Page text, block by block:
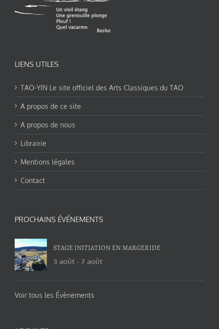
LIENS UTILES
TAO-YIN Le site officiel des Arts Classiques du TAO
A propos de ce site
A propos de nous
Librairie
Mentions légales
Contact
PROCHAINS ÉVÉNEMENTS
STAGE INITIATION EN MARGERIDE
3 août - 7 août
Voir tous les Évènements